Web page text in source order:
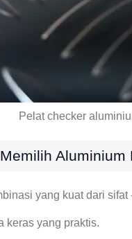
Pelat checker
Aluminium
yang kuat dari
keras yang praktis.